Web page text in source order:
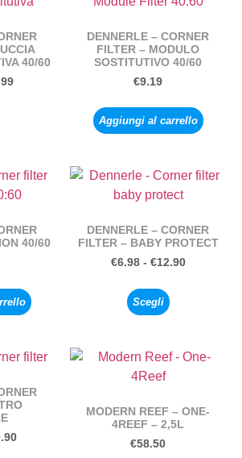
40/60
DENNERLE – CORNER
FILTER – MODULO
SOSTITUTIVO 40/60
€9.19
Aggiungi al carrello
40/60
DENNERLE – CORNER
FILTER – BABY PROTECT
€6.98 - €12.90
Scegli
MODERN REEF – ONE-
4REEF – 2,5L
€58.50